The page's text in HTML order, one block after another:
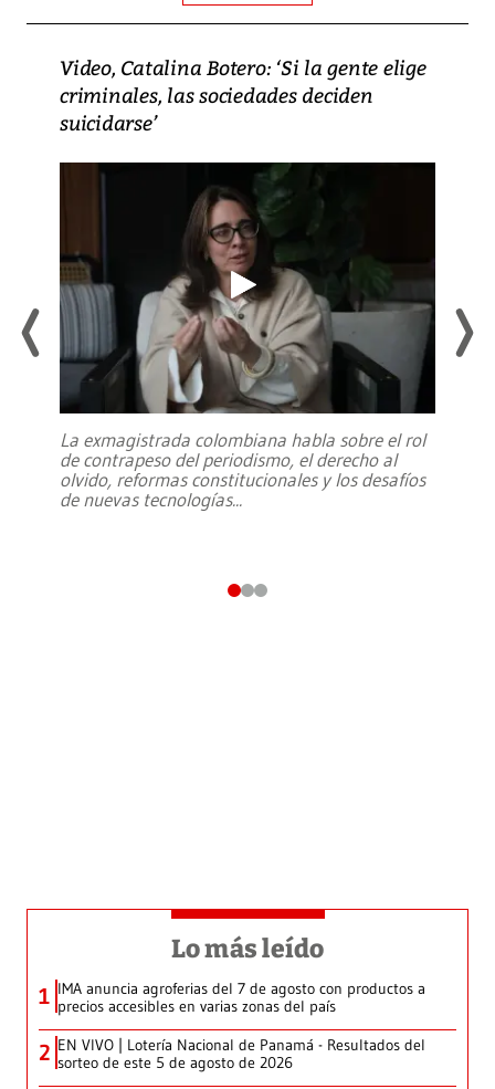
Video, Catalina Botero: ‘Si la gente elige
criminales, las sociedades deciden
suicidarse’
La exmagistrada colombiana habla sobre el rol
de contrapeso del periodismo, el derecho al
olvido, reformas constitucionales y los desafíos
de nuevas tecnologías...
Lo más leído
1 IMA anuncia agroferias del 7 de agosto con productos a
precios accesibles en varias zonas del país
2 EN VIVO | Lotería Nacional de Panamá - Resultados del
sorteo de este 5 de agosto de 2026